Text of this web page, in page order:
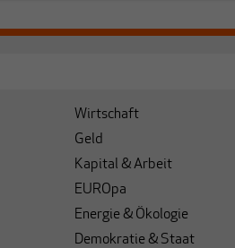
Wirtschaft
Geld
Kapital & Arbeit
EUROpa
Energie & Ökologie
Demokratie & Staat